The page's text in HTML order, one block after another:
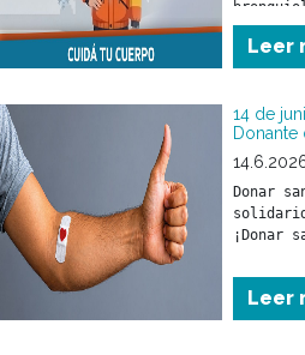
afectar
pero,
Leer
14 de
Donante
Donar
¡Donar
Leer